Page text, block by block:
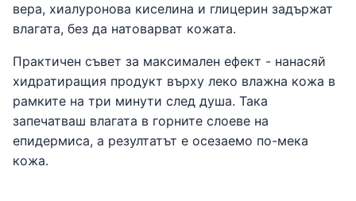
вера, хиалуронова киселина и глицерин задържат
влагата, без да натоварват кожата.
Практичен съвет за максимален ефект - нанасяй
хидратиращия продукт върху леко влажна кожа в
рамките на три минути след душа. Така
запечатваш влагата в горните слоеве на
епидермиса, а резултатът е осезаемо по-мека
кожа.